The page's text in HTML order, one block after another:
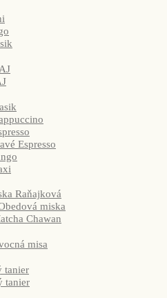
Espresso
Raňajková
miska
Chawan
misa
tanier
tanier